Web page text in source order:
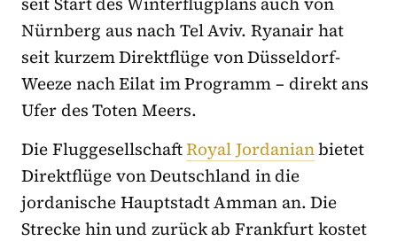
Nürnberg aus nach Tel Aviv. Ryanair hat
seit kurzem Direktflüge von Düsseldorf-
Weeze nach Eilat im Programm – direkt ans
Ufer des Toten Meers.
Die FluggesellschaftRoyal Jordanianbietet
Direktflüge von Deutschland in die
jordanische Hauptstadt Amman an. Die
Strecke hin und zurück ab Frankfurt kostet